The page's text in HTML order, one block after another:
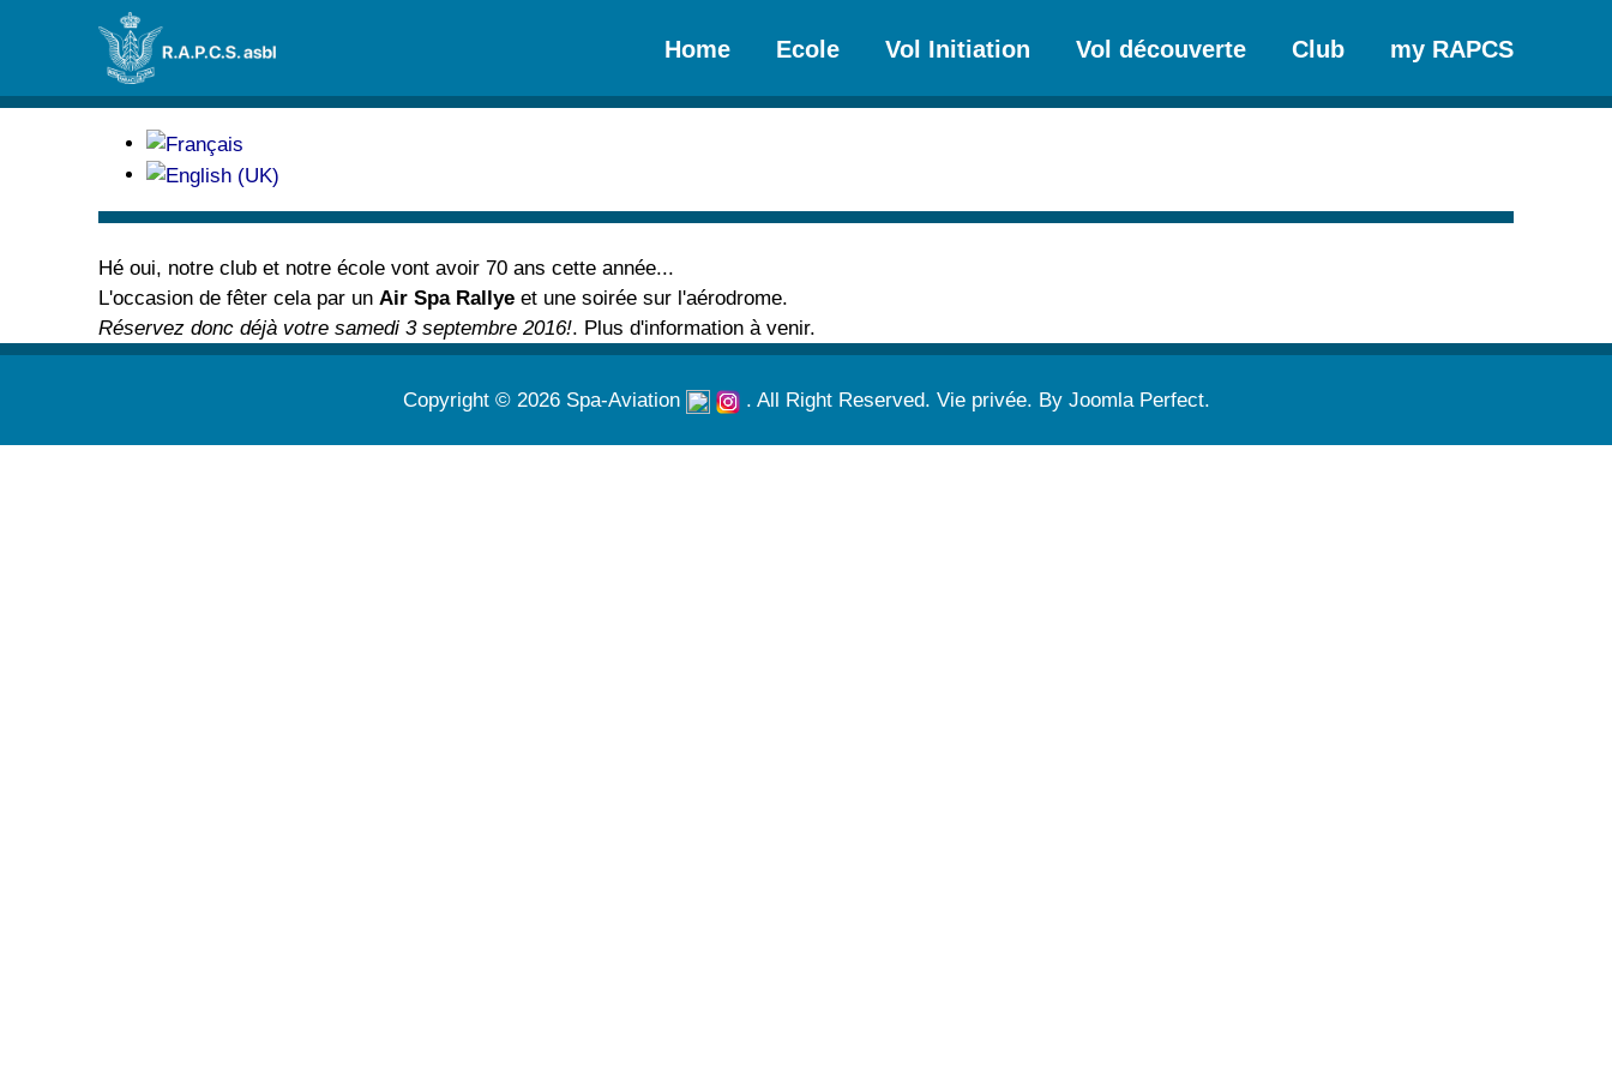
Home Ecole Vol Initiation Vol découverte Club my RAPCS
Hé oui, notre club et notre école vont avoir 70 ans cette année...
L'occasion de fêter cela par un Air Spa Rallye et une soirée sur l'aérodrome.
Réservez donc déjà votre samedi 3 septembre 2016!. Plus d'information à venir.
Copyright © 2026 Spa-Aviation . All Right Reserved. Vie privée. By Joomla Perfect.